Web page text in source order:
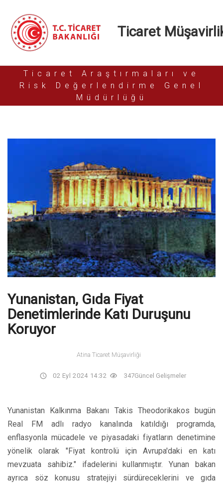
Ticaret
Ticaret Araştırmaları ve
Risk Değerlendirme Genel
Müdürlüğü
Yunanistan, Gıda Fiyat
Denetimlerinde Katı Duruşunu
Koruyor
Atina Ticaret Müşavirliği
02 Eyl 2024 14:32 347Güncel Gelişmeler
Yunanistan Kalkınma Bakanı Takis Theodorikakos bugün
Real FM adlı radyo kanalında katıldığı programda,
enflasyonla mücadele ve piyasadaki fiyatların denetimine
yönelik olarak "Fiyat kontrolü için Avrupa'daki en katı
mevzuata sahibiz." ifadelerini kullanmıştır. Yunan bakan
ayrıca söz konusu stratejiyi sürdüreceklerini ve gıda